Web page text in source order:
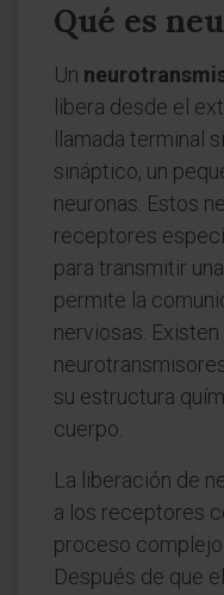
Qué es
Un
libera desde el
llamada terminal
sináptico, un
neuronas. Estos
receptores
para transmitir
permite la
nerviosas.
su estructura
cuerpo.
La liberación de
a los receptores
proceso
Después de que